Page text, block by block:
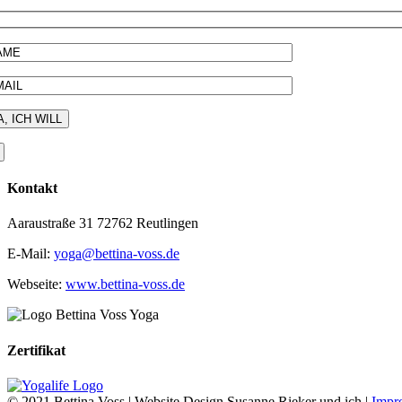
Kontakt
Aaraustraße 31 72762 Reutlingen
E-Mail: yoga@bettina-voss.de
Webseite: www.bettina-voss.de
Zertifikat